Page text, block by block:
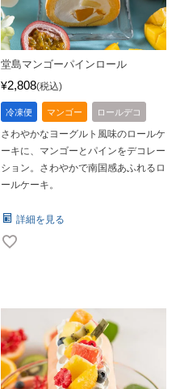
堂島マンゴーパインロール
¥2,808 税込
冷凍便 マンゴー ロールデコ
さわやかなヨーグルト風味のロールケ
ーキに、マンゴーとパインをデコレー
ション。さわやかで南国感あふれるロ
ールケーキ。
詳細を見る